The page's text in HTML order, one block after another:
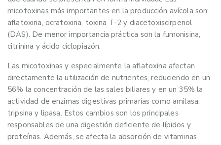
micotoxinas más importantes en la producción avícola son:
aflatoxina, ocratoxina, toxina T-2 y diacetoxiscirpenol
(DAS). De menor importancia práctica son la fumonisina,
citrinina y ácido ciclopiazón.
Las micotoxinas y especialmente la aflatoxina afectan
directamente la utilización de nutrientes, reduciendo en un
56% la concentración de las sales biliares y en un 35% la
actividad de enzimas digestivas primarias como amilasa,
tripsina y lipasa. Estos cambios son los principales
responsables de una digestión deficiente de lípidos y
proteínas. Además, se afecta la absorción de vitaminas